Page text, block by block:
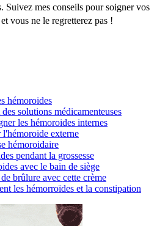
Suivez mes conseils pour soigner vos
vous ne le regretterez pas !
hémoroides
solutions médicamenteuses
les hémoroides internes
externe
hémoroidaire
pendant la grossesse
avec le bain de siège
brûlure avec cette crème
les hémorroïdes et la constipation